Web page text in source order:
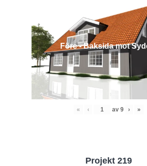
Före - Baksida mot
« ‹ av 9 › »
Projekt 219